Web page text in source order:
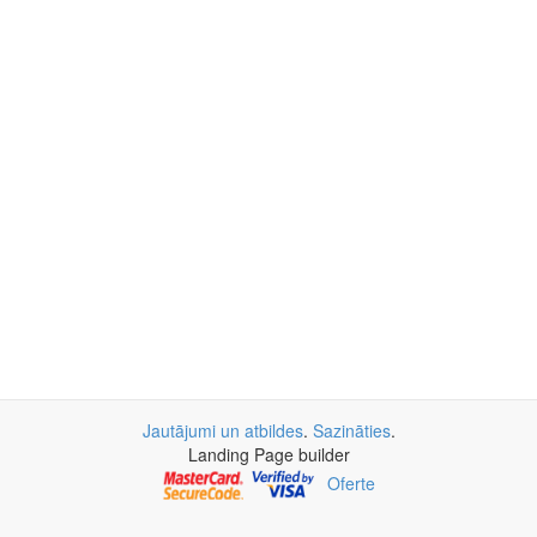
Jautājumi un atbildes. Sazināties.
Landing Page builder
Oferte